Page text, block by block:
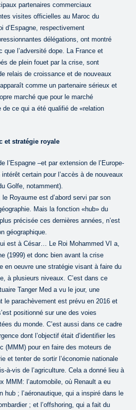
partenaires commerciaux
visites officielles au Maroc du
d’Espagne, respectivement
délégations, ont montré
que l’adversité dope. La France et
de plein fouet par la crise, sont
relais de croissance et de nouveaux
comme un partenaire sérieux et
marché que pour le marché
de ce qui a été qualifié de «relation
et stratégie royale
l’Espagne –et par extension de l’Europe-
certain pour l’accès à de nouveaux
Golfe, notamment).
Royaume est d’abord servi par son
Mais la fonction «hub» du
précisée ces dernières années, n’est
géographique.
est à César… Le Roi Mohammed VI a,
(1999) et donc bien avant la crise
en oeuvre une stratégie visant à faire du
à plusieurs niveaux. C’est dans ce
Tanger Med a vu le jour, une
le parachèvement est prévu en 2016 et
positionné sur une des voies
du monde. C’est aussi dans ce cadre
dont l’objectif était d’identifier les
(MMM) pour en faire des moteurs de
et tenter de sortir l’économie nationale
à-vis de l’agriculture. Cela a donné lieu à
MMM: l’automobile, où Renault a eu
hub ; l’aéronautique, qui a inspiré dans le
; et l’offshoring, qui a fait du